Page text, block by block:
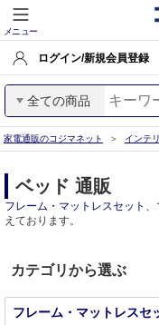
メニュー
ログイン/新規会員登録
全ての商品
家電通販のコジマネット インテ
ベッド 通販
フレーム・マットレスセット 、
えております。
カテゴリから選ぶ
フレーム・マットレスセ